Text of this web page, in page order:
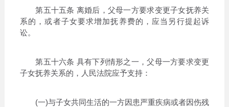
第五十五条 离婚后，父母一方要求变更子女抚养关
系的，或者子女要求增加抚养费的，应当另行提起诉
讼。
第五十六条 具有下列情形之一，父母一方要求变更
子女抚养关系的，人民法院应予支持：
(一)与子女共同生活的一方因患严重疾病或者因伤残